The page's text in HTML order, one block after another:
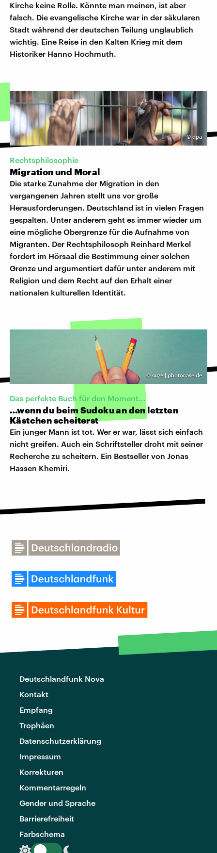
Kirche keine Rolle. Könnte man meinen, ist aber
falsch. Die evangelische Kirche war in der säkularen
Stadt während der deutschen Teilung unglaublich
wichtig. Eine Reise in den Kalten Krieg mit dem
Historiker Hanno Hochmuth.
© dpa
Rechtsphilosophie
Migration und Moral
Die starke Zunahme der Migration in den
vergangenen Jahren stellt uns vor große
Herausforderungen. Deutschland ist in vielen Fragen
gespalten. Unter anderem geht es immer wieder um
eine mögliche Obergrenze für die Aufnahme von
Migranten. Der Rechtsphilosoph Reinhard Merkel
fordert im Hörsaal die Bestimmung einer solchen
Grenze und argumentiert dafür unter anderem mit
Religion und dem Recht auf den Erhalt einer
nationalen kulturellen Identität.
© suze | photocase.de
Das perfekte Buch für den Moment...
…wenn du beim Sudoku an den letzten
Kästchen scheiterst
Ein junger Mann ist tot. Wer er war, lässt sich einfach
nicht greifen. Auch ein Schriftsteller droht mit seiner
Recherche zu scheitern. Ein Bestseller von Jonas
Hassen Khemiri.
Deutschlandfunk Nova
Kontakt
Empfang
Trophäen
Datenschutzerklärung
Impressum
Korrekturen
Kommentarregeln
Gender und Sprache
Barrierefreiheit
Farbschema